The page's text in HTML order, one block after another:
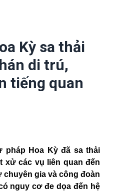
Kỳ sa thải
di trú,
tiếng quan
pháp Hoa Kỳ đã sa thải
xử các vụ liên quan đến
chuyên gia và công đoàn
nguy cơ đe dọa đến hệ